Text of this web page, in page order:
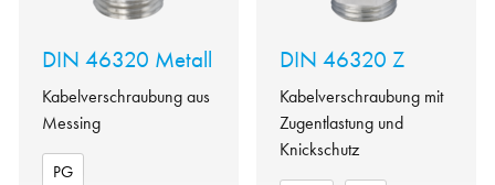
DIN 46320 Metall
Kabelverschraubung aus
Messing
PG
DIN 46320 Z
Kabelverschraubung mit
Zugentlastung und
Knickschutz